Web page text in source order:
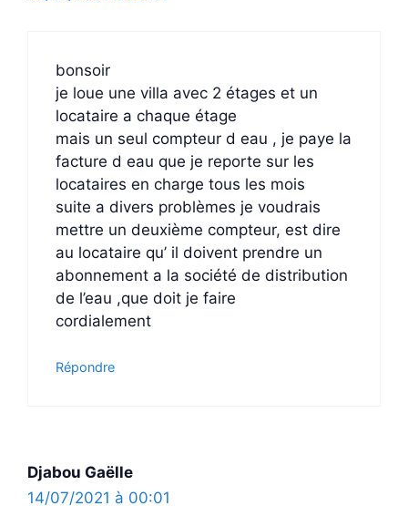
bonsoir
je loue une villa avec 2 étages et un
locataire a chaque étage
mais un seul compteur d eau , je paye la
facture d eau que je reporte sur les
locataires en charge tous les mois
suite a divers problèmes je voudrais
mettre un deuxième compteur, est dire
au locataire qu’ il doivent prendre un
abonnement a la société de distribution
de l’eau ,que doit je faire
cordialement
Répondre
Djabou Gaëlle
14/07/2021 à 00:01